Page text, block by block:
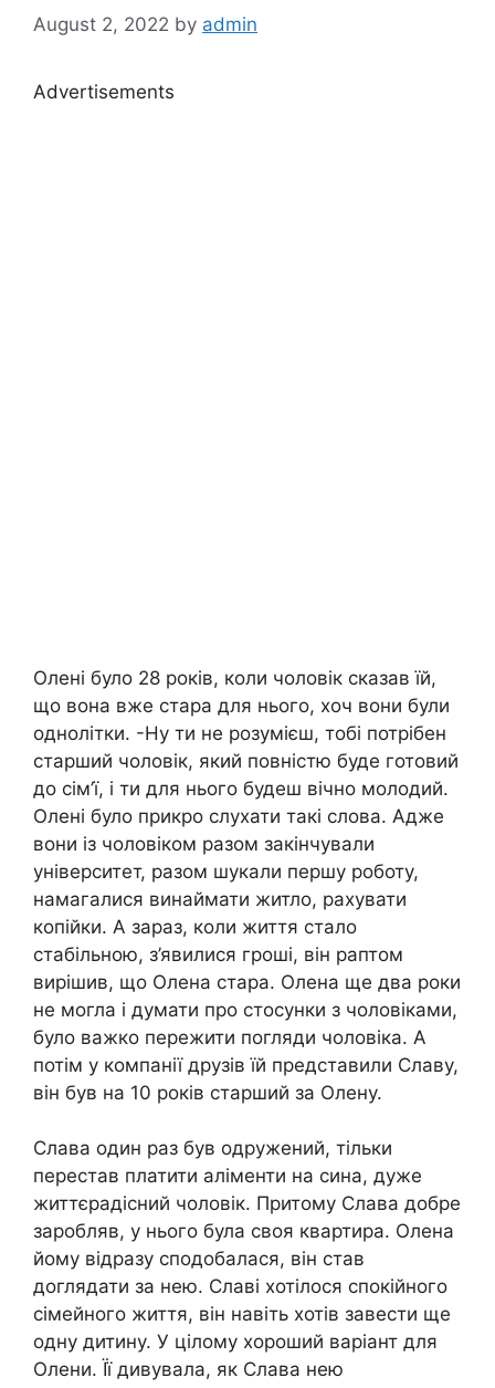
August 2, 2022 by admin
Advertisements
Олені було 28 років, коли чоловік сказав їй,
що вона вже стара для нього, хоч вони були
однолітки. -Ну ти не розумієш, тобі потрібен
старший чоловік, який повністю буде готовий
до сім’ї, і ти для нього будеш вічно молодий.
Олені було прикро слухати такі слова. Адже
вони із чоловіком разом закінчували
університет, разом шукали першу роботу,
намагалися винаймати житло, рахувати
копійки. А зараз, коли життя стало
стабільною, з’явилися гроші, він раптом
вирішив, що Олена стара. Олена ще два роки
не могла і думати про стосунки з чоловіками,
було важко пережити погляди чоловіка. А
потім у компанії друзів їй представили Славу,
він був на 10 років старший за Олену.
Слава один раз був одружений, тільки
перестав платити аліменти на сина, дуже
життєрадісний чоловік. Притому Слава добре
заробляв, у нього була своя квартира. Олена
йому відразу сподобалася, він став
доглядати за нею. Славі хотілося спокійного
сімейного життя, він навіть хотів завести ще
одну дитину. У цілому хороший варіант для
Олени. Її дивувала, як Слава нею